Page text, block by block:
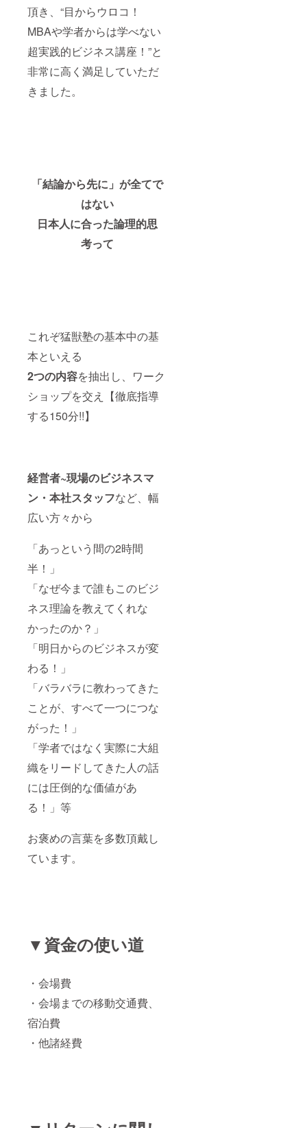
頂き、“目からウロコ！
MBAや学者からは学べない
超実践的ビジネス講座！”と
非常に高く満足していただ
きました。
「結論から先に」が全てで
はない
日本人に合った論理的思
考って
これぞ猛獣塾の基本中の基
本といえる
2つの内容を抽出し、ワーク
ショップを交え【徹底指導
する150分!!】
経営者~現場のビジネスマ
ン・本社スタッフなど、幅
広い方々から
「あっという間の2時間
半！」
「なぜ今まで誰もこのビジ
ネス理論を教えてくれな
かったのか？」
「明日からのビジネスが変
わる！」
「バラバラに教わってきた
ことが、すべて一つにつな
がった！」
「学者ではなく実際に大組
織をリードしてきた人の話
には圧倒的な価値があ
る！」等
お褒めの言葉を多数頂戴し
ています。
▼資金の使い道
・会場費
・会場までの移動交通費、
宿泊費
・他諸経費